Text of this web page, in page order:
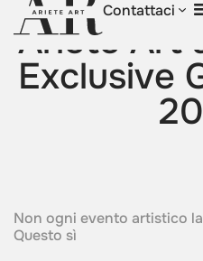
Contattaci
Ariete Art
Exclusive
Non ogni evento artistico
Questo sì